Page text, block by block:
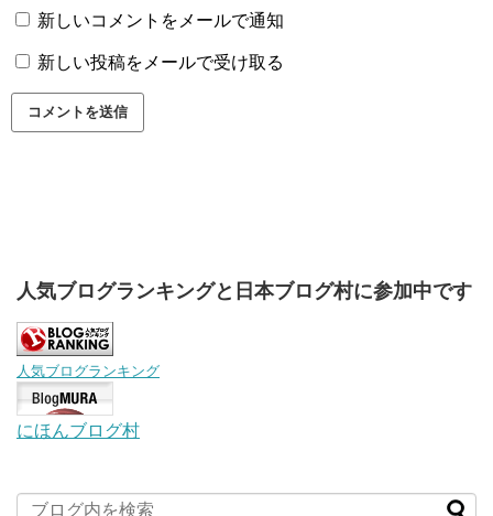
新しいコメントをメールで通知
新しい投稿をメールで受け取る
人気ブログランキングと日本ブログ村に参加中です
人気ブログランキング
にほんブログ村